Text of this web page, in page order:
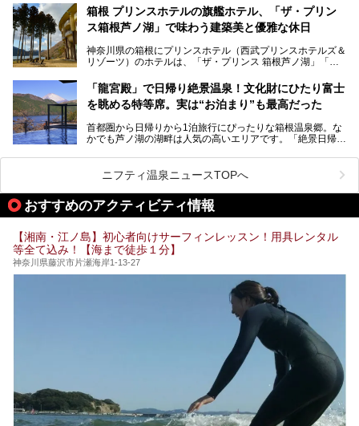
サウナ室の中に咲き誇る桜、魚たちが泳ぐ水風呂、そしてバ
リのビーチを思わせる休憩スペース…。驚きの連続だった館
内の様子をレポートします！
たい」
そんな「癒やされたい」という願いを叶えてくれるのが、神
神奈川県には、サウナや岩盤浴、一日中遊べるエンタメ施設
など、“非日常”を味わえるスーパー銭湯が数多く揃っていま
う」という人も多いはず。
そこで今回は、神奈川県内の人気施設26選を「安さ」「岩
業」「駅近」など、目的別に厳選して紹介します。
今の気分にぴったりの施設を見つけて、最高のリフレッシュ
箱根 プリンスホテルの旗艦ホテル、「ザ・プリン
ス箱根芦ノ湖」で味わう建築美と優雅な休日
神奈川県の箱根にプリンスホテル（西武プリンスホテルズ＆
リゾーツ）のホテルは、「ザ・プリンス 箱根芦ノ湖」「芦
「箱根仙石原プリンスホテル」と4軒あり、今回ご紹介する
「ザ・プリンス 箱根芦ノ湖」は、その中でもフラッグシッ
プ（旗艦）に位置づけられる特別なホテルです。
昭和の日本を代表する建築家の一人、村野藤吾が芦ノ湖の畔
に建てた桃源郷のようなホテルがここ。自家源泉の温泉や、
提供元：株式会社西武・プリンスホテルズワールドワイド
【PR】
この記事はザ・プリンス 箱根芦ノ湖のPR記事です。
「龍宮殿」で日帰り絶景温泉！文化財にひたり富士
を眺める特等席。実は“お泊まり”も最高だった
首都圏から日帰りから1泊旅行にぴったりな箱根温泉郷。な
かでも芦ノ湖の湖畔は人気の高いエリアです。「絶景日帰り
が楽しめるまさに眺望自慢の日帰り温泉。
そしてここは全24室の「箱根 芦ノ湖畔蛸川温泉 龍宮殿」と
して宿泊もできます。宿泊者は「龍宮殿本館」の営業時間に
加えて、朝6時からの宿泊者専用時間帯にも「龍宮殿本館」
のお風呂が利用できます。
今回は日帰り温泉としての「絶景日帰り温泉 龍宮殿本館
（以下、龍宮殿本館）」と、旅館としての「箱根 芦ノ湖畔
蛸川温泉 龍宮殿（以下、龍宮殿）」の両方の魅力をたっぷ
りお伝えします！
ここは箱根神社、九頭龍神社、白龍神社、箱根元宮と箱根の
4つの神社に囲まれたパワースポットです。
提供元：株式会社西武・プリンスホテルズワールドワイド
この記事は箱根 芦ノ湖畔蛸川温泉 龍宮殿のPR記事です。
ニフティ温泉ニュースTOPへ
おすすめのアクティビティ情報
【湘南・江ノ島】初心者向けサーフィンレッスン！用具レンタル
等全て込み！【海まで徒歩１分】
神奈川県藤沢市片瀬海岸1-13-27